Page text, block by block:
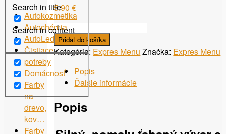
5.90€
množstvo
Hovädzí
vývar
Menu
Pridať do košíka
Kategória: Expres Menu Značka: Expres Menu
Popis
Ďalšie informácie
Popis
Search in title
Search in content
Autokozmetika
Autochémia
AutoLed
Čistiace
potreby
Domácnosť
Farby
na
drevo,
kov…
Farby